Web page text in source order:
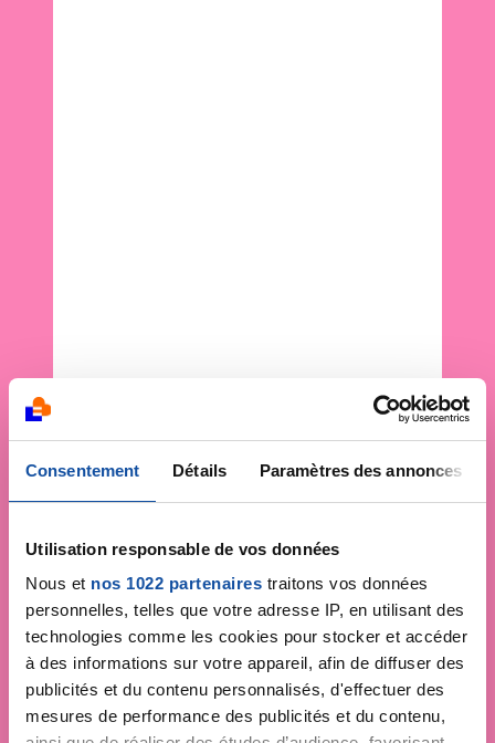
Consentement Détails Paramètres des annonces
Utilisation responsable de vos données
Nous et nos 1022 partenaires traitons vos données
personnelles, telles que votre adresse IP, en utilisant des
technologies comme les cookies pour stocker et accéder
à des informations sur votre appareil, afin de diffuser des
publicités et du contenu personnalisés, d'effectuer des
mesures de performance des publicités et du contenu,